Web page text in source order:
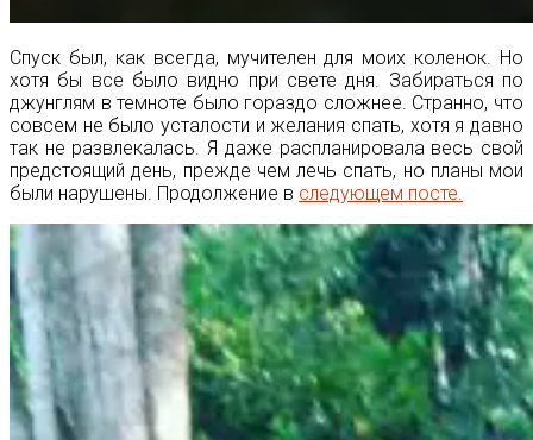
Спуск был, как всегда, мучителен для моих коленок. Но
хотя бы все было видно при свете дня. Забираться по
джунглям в темноте было гораздо сложнее. Странно, что
совсем не было усталости и желания спать, хотя я давно
так не развлекалась. Я даже распланировала весь свой
предстоящий день, прежде чем лечь спать, но планы мои
были нарушены. Продолжение в следующем посте.